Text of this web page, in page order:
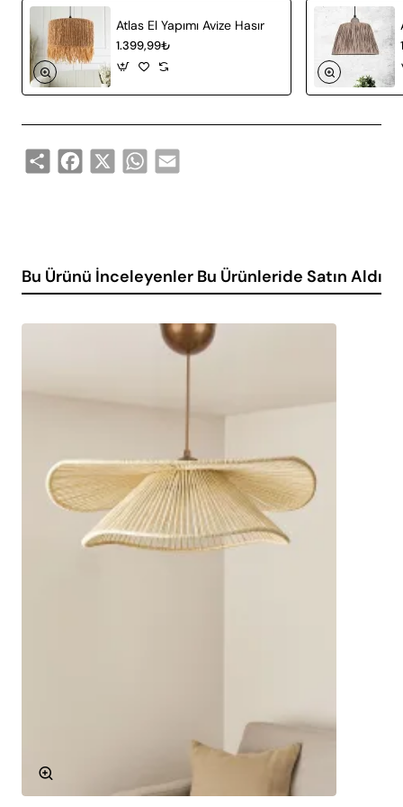
tasarlanmıştır. Bu özellik, geniş bir ampul yelpazesine
ulaşmayı ve ampul değişimini kolaylaştırır. E27 duy tipi
sayesinde, dilediğiniz ampul çeşidini tercih edebilir,
böylece mekânınızın ışık rengini ve şiddetini kendi
Geniş Kullanım Alanı: Salon ve oturma odası gibi
geniş alanlar için uygundur.
Otantik Hava: Mekânınıza otantik ve şık bir dokunuş
Malzeme Metal
Model Eskitme
E27
dekorasyon tarzlarını benimseyenler için vazgeçilmez bir
parçadır. Eskitme görünümü ve el işçiliği ile öne çıkan
hasır detayları, bu avizeyi sıradanlıktan uzaklaştırarak
benzersiz kılar. Mekânınıza kattığı otantik hava,
Atlas El Yapımı Avize Hasır
1.399,99₺
Share Facebook
X WhatsApp
Email
Bu Ürünü İnceleyenler Bu Ürünleride Satın Aldı